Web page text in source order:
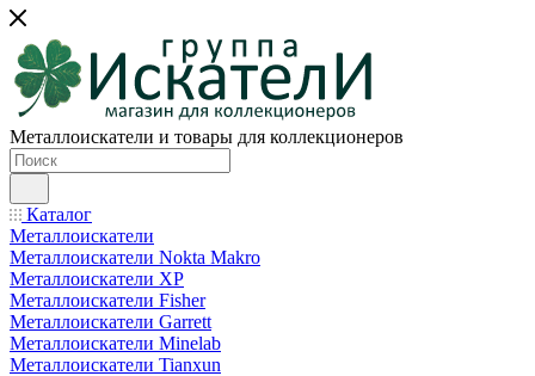
Металлоискатели и товары для коллекционеров
Каталог
Металлоискатели
Металлоискатели Nokta Makro
Металлоискатели XP
Металлоискатели Fisher
Металлоискатели Garrett
Металлоискатели Minelab
Металлоискатели Tianxun